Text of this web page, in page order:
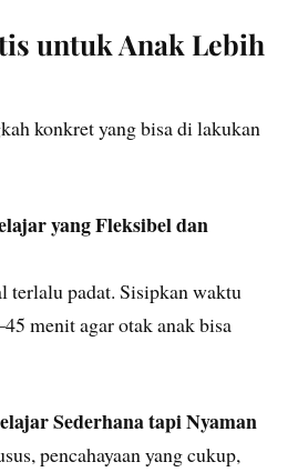
untuk Anak Lebih
konkret yang bisa di lakukan
yang Fleksibel dan
terlalu padat. Sisipkan waktu
menit agar otak anak bisa
Sederhana tapi Nyaman
pencahayaan yang cukup,